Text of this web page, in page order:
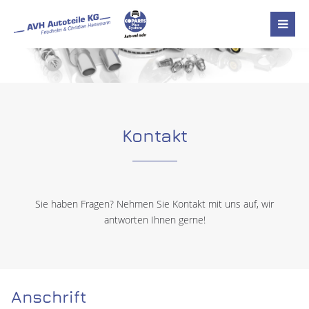
Kontakt
Sie haben Fragen? Nehmen Sie Kontakt mit uns auf, wir
antworten Ihnen gerne!
Anschrift